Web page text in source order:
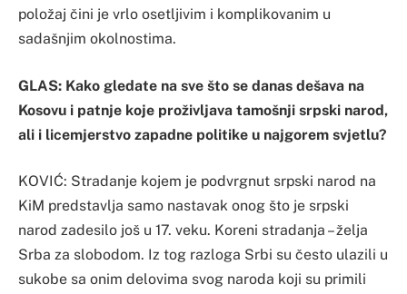
položaj čini je vrlo osetljivim i komplikovanim u
sadašnjim okolnostima.
GLAS: Kako gledate na sve što se danas dešava na
Kosovu i patnje koje proživljava tamošnji srpski narod,
ali i licemjerstvo zapadne politike u najgorem svjetlu?
KOVIĆ: Stradanje kojem je podvrgnut srpski narod na
KiM predstavlja samo nastavak onog što je srpski
narod zadesilo još u 17. veku. Koreni stradanja – želja
Srba za slobodom. Iz tog razloga Srbi su često ulazili u
sukobe sa onim delovima svog naroda koji su primili